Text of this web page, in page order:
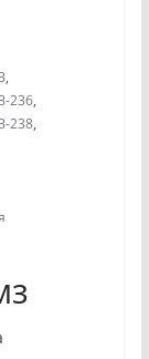
,
236,
238,